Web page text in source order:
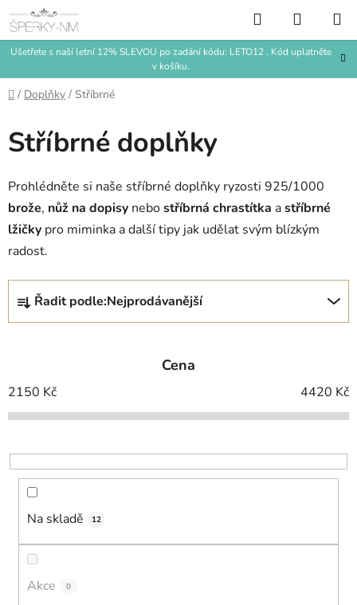
na
obsah
Ušetřete s naší letní 12% SLEVOU po zadání kódu: LETO12 . Kód uplatněte
v košíku.
Hledat
KOŠÍK
Domů
/ Doplňky / Stříbrné
Stříbrné doplňky
Prohlédněte si naše stříbrné doplňky ryzosti 925/1000
brože, nůž na dopisy nebostříbrná chrastítka astříbrné
lžičky pro miminka a další tipy jak udělat svým blízkým
radost.
z
í
p
o
d
Řadit podle:Nejprodávanější
Cena
2150 Kč 4420 Kč
Na skladě 12
Akce 0